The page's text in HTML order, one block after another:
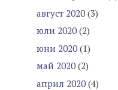
август 2020 (3)
юли 2020 (2)
юни 2020 (1)
май 2020 (2)
април 2020 (4)